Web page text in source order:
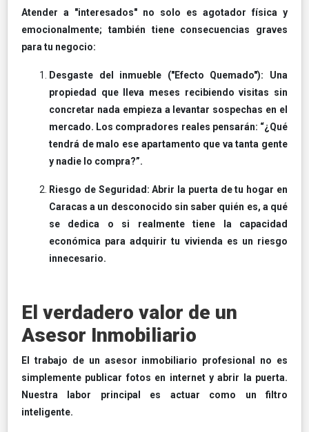
Atender a "interesados" no solo es agotador física y
emocionalmente; también tiene consecuencias graves
para tu negocio:
Desgaste del inmueble ("Efecto Quemado"): Una
propiedad que lleva meses recibiendo visitas sin
concretar nada empieza a levantar sospechas en el
mercado. Los compradores reales pensarán: “¿Qué
tendrá de malo ese apartamento que va tanta gente
y nadie lo compra?”.
Riesgo de Seguridad: Abrir la puerta de tu hogar en
Caracas a un desconocido sin saber quién es, a qué
se dedica o si realmente tiene la capacidad
económica para adquirir tu vivienda es un riesgo
innecesario.
El verdadero valor de un
Asesor Inmobiliario
El trabajo de un asesor inmobiliario profesional no es
simplemente publicar fotos en internet y abrir la puerta.
Nuestra labor principal es actuar como un filtro
inteligente.